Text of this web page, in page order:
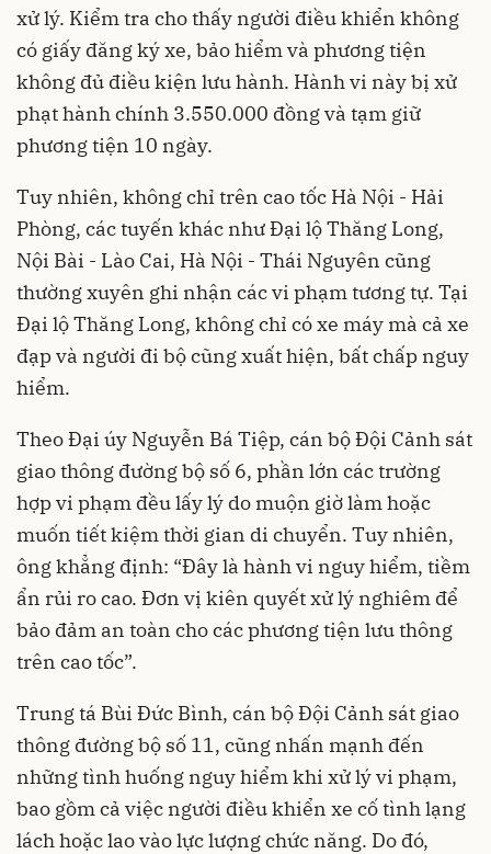
xử lý. Kiểm tra cho thấy người điều khiển không
có giấy đăng ký xe, bảo hiểm và phương tiện
không đủ điều kiện lưu hành. Hành vi này bị xử
phạt hành chính 3.550.000 đồng và tạm giữ
phương tiện 10 ngày.
Tuy nhiên, không chỉ trên cao tốc Hà Nội - Hải
Phòng, các tuyến khác như Đại lộ Thăng Long,
Nội Bài - Lào Cai, Hà Nội - Thái Nguyên cũng
thường xuyên ghi nhận các vi phạm tương tự. Tại
Đại lộ Thăng Long, không chỉ có xe máy mà cả xe
đạp và người đi bộ cũng xuất hiện, bất chấp nguy
hiểm.
Theo Đại úy Nguyễn Bá Tiệp, cán bộ Đội Cảnh sát
giao thông đường bộ số 6, phần lớn các trường
hợp vi phạm đều lấy lý do muộn giờ làm hoặc
muốn tiết kiệm thời gian di chuyển. Tuy nhiên,
ông khẳng định: “Đây là hành vi nguy hiểm, tiềm
ẩn rủi ro cao. Đơn vị kiên quyết xử lý nghiêm để
bảo đảm an toàn cho các phương tiện lưu thông
trên cao tốc”.
Trung tá Bùi Đức Bình, cán bộ Đội Cảnh sát giao
thông đường bộ số 11, cũng nhấn mạnh đến
những tình huống nguy hiểm khi xử lý vi phạm,
bao gồm cả việc người điều khiển xe cố tình lạng
lách hoặc lao vào lực lượng chức năng. Do đó,